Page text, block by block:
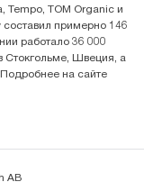
Tempo, TOM Organic и
примерно 146
работало 36 000
Стокгольме, Швеция, а
на сайте
AB